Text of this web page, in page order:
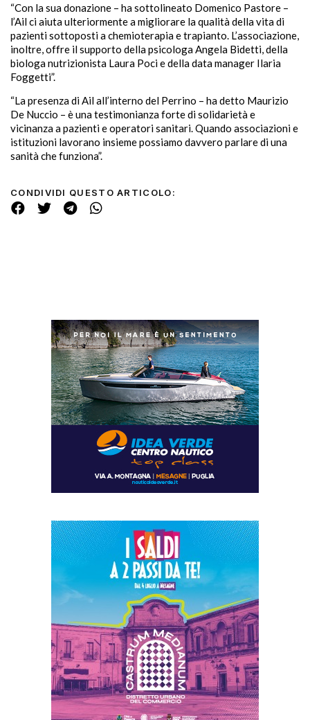
“Con la sua donazione – ha sottolineato Domenico Pastore –
l’Ail ci aiuta ulteriormente a migliorare la qualità della vita di
pazienti sottoposti a chemioterapia e trapianto. L’associazione,
inoltre, offre il supporto della psicologa Angela Bidetti, della
biologa nutrizionista Laura Poci e della data manager Ilaria
Foggetti”.
“La presenza di Ail all’interno del Perrino – ha detto Maurizio
De Nuccio – è una testimonianza forte di solidarietà e
vicinanza a pazienti e operatori sanitari. Quando associazioni e
istituzioni lavorano insieme possiamo davvero parlare di una
sanità che funziona”.
CONDIVIDI QUESTO ARTICOLO: